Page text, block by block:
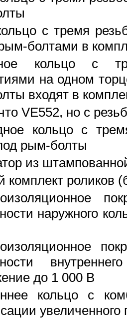
с тремя
болтами в
кольцо с
на одном
входят в
VE552, но с
кольцо с
рым-болты
из
комплект роликов
наружного
до 1 000 В
кольцо с
увеличенного